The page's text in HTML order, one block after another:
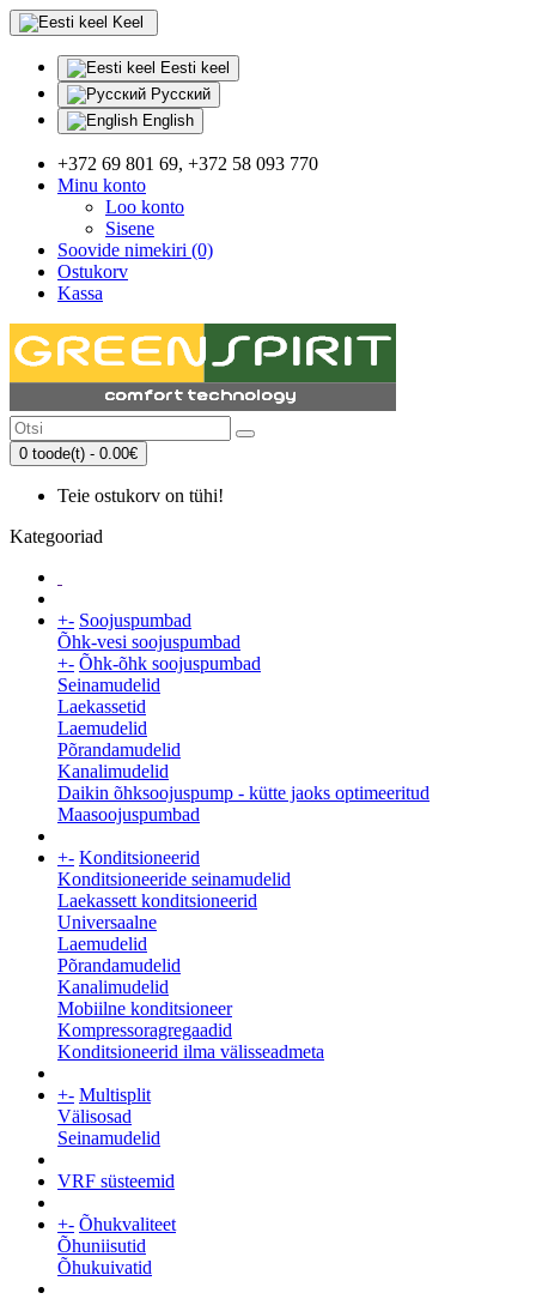
Keel
Eesti keel
Русский
English
+372 69 801 69, +372 58 093 770
Minu konto
Loo konto
Sisene
Soovide nimekiri (0)
Ostukorv
Kassa
0 toode(t) - 0.00€
Teie ostukorv on tühi!
Kategooriad
+- Soojuspumbad
Õhk-vesi soojuspumbad
+- Õhk-õhk soojuspumbad
Seinamudelid
Laekassetid
Laemudelid
Põrandamudelid
Kanalimudelid
Daikin õhksoojuspump - kütte jaoks optimeeritud
Maasoojuspumbad
+- Konditsioneerid
Konditsioneeride seinamudelid
Laekassett konditsioneerid
Universaalne
Laemudelid
Põrandamudelid
Kanalimudelid
Mobiilne konditsioneer
Kompressoragregaadid
Konditsioneerid ilma välisseadmeta
+- Multisplit
Välisosad
Seinamudelid
VRF süsteemid
+- Õhukvaliteet
Õhuniisutid
Õhukuivatid